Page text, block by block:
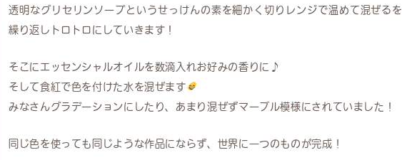
透明なグリセリンソープというせっけんの素を細かく切りレンジで温めて混ぜるを
繰り返しトロトロにしていきます！
そこにエッセンシャルオイルを数滴入れお好みの香りに♪
そして食紅で色を付けた水を混ぜます
みなさんグラデーションにしたり、あまり混ぜずマーブル模様にされていました！
同じ色を使っても同じような作品にならず、世界に一つのものが完成！